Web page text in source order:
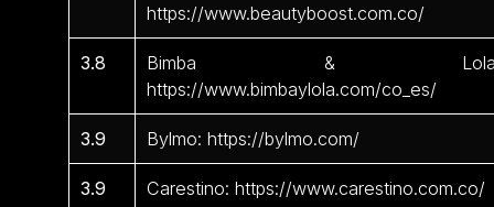
https://www.beautyboost.com.co/
3.8
Bimba &
https://www.bimbaylola.com/co_es/
3.9 Bylmo: https://bylmo.com/
3.9 Carestino: https://www.carestino.com.co/